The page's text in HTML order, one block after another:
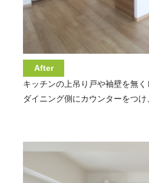
After
キッチンの上吊り戸や袖壁を無
ダイニング側にカウンターをつ